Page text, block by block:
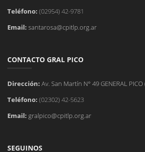
Teléfono: (02954) 42-9781
Email: santarosa@cpitlp.org.ar
CONTACTO GRAL PICO
Dirección: Av. San Martín N° 49 GENERAL PICO
Teléfono: (02302) 42-5623
Email: gralpico@cpitlp.org.ar
SEGUINOS